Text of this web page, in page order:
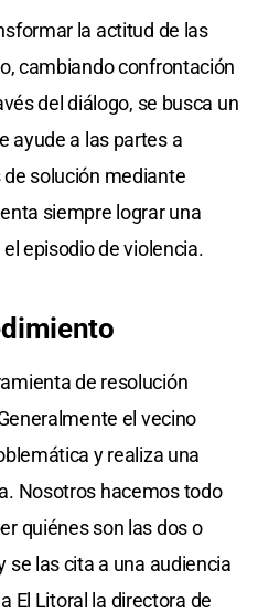
la actitud de las
cambiando confrontación
del diálogo, se busca un
ayude a las partes a
solución mediante
siempre lograr una
episodio de violencia.
de resolución
el vecino
y realiza una
Nosotros hacemos todo
quiénes son las dos o
se las cita a una audiencia
El Litoral la directora de